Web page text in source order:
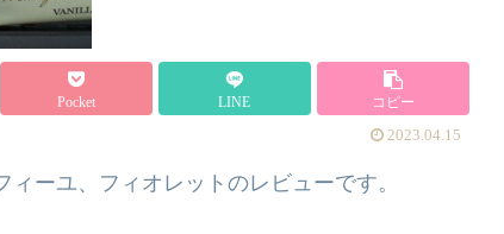
Pocket LINE コピー
2023.04.15
ーユ、フィオレットのレビューです。